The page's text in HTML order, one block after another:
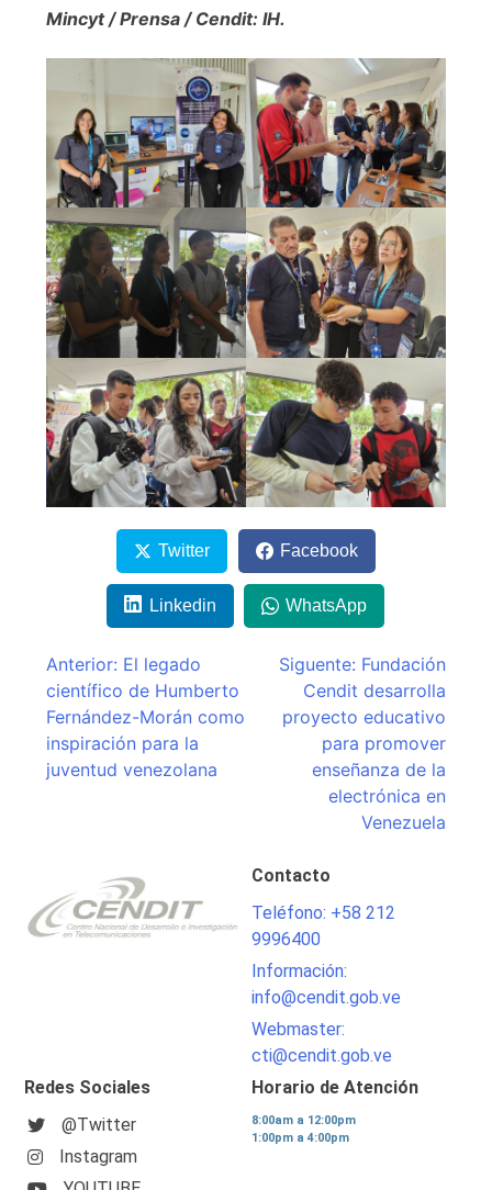
Mincyt / Prensa / Cendit: IH.
Twitter Facebook
Linkedin WhatsApp
Navegación
de
entradas
Anterior: El legado
científico de Humberto
Fernández-Morán como
inspiración para la
juventud venezolana
Siguente: Fundación
Cendit desarrolla
proyecto educativo
para promover
enseñanza de la
electrónica en
Venezuela
Contacto
Teléfono: +58 212
9996400
Información:
info@cendit.gob.ve
Webmaster:
cti@cendit.gob.ve
Redes Sociales
@Twitter
Instagram
Horario de Atención
8:00am a 12:00pm
1:00pm a 4:00pm